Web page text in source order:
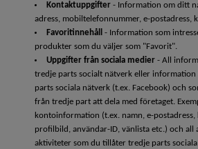
Kontaktuppgifter - Information om ditt
adress, mobiltelefonnummer, e-postadress,
Favoritinnehåll
- Information som
produkter som du väljer som "Favorit".
Uppgifter från sociala medier - All
tredje parts socialt nätverk eller
parts sociala nätverk (t.ex. Facebook) och
från tredje part att dela med företaget.
kontoinformation (t.ex. namn, e-
profilbild, användar-ID, vänlista etc.) och
aktiviteter som du tillåter tredje parts